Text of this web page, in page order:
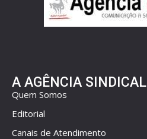
A AGÊNCIA SINDICAL
Quem Somos
Editorial
Canais de Atendimento